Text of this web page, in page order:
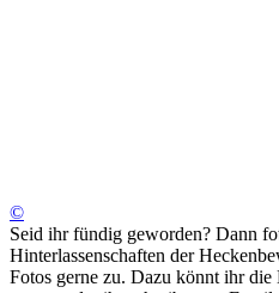
©
Seid ihr fündig geworden? Dann
Hinterlassenschaften der
Fotos gerne zu. Dazu könnt ihr